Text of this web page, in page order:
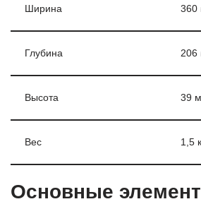
Ширина 360
Глубина 206
Высота 39
Вес 1,5
Основные